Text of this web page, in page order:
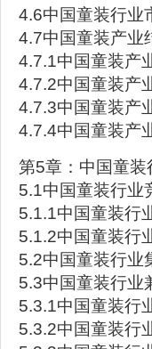
4.6中国童装行业
4.7中国童装产业
4.7.1中国童装产
4.7.2中国童装产
4.7.3中国童装产
4.7.4中国童装产
第5章：中国童
5.1中国童装行业
5.1.1中国童装行
5.1.2中国童装行
5.2中国童装行业
5.3中国童装行业
5.3.1中国童装行
5.3.2中国童装行